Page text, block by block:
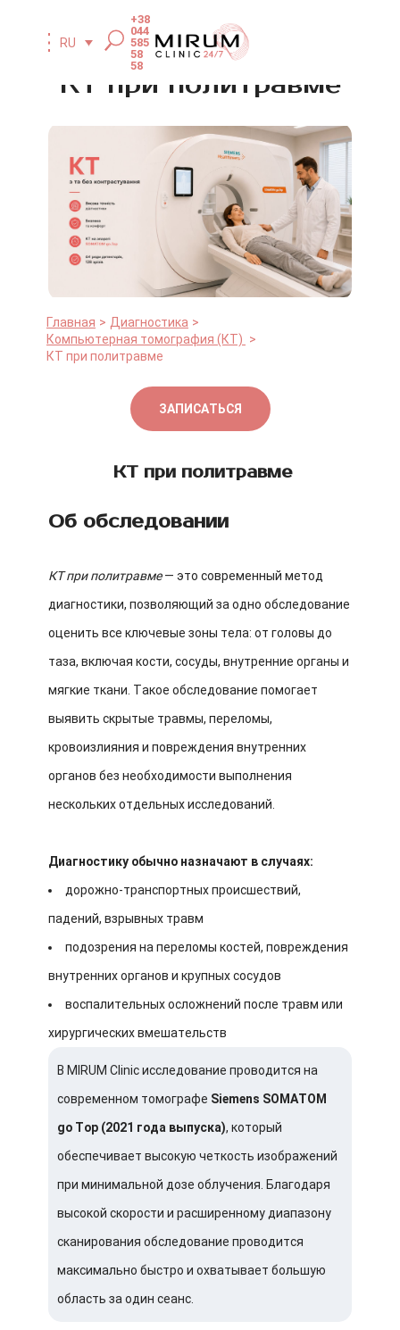
RU
+38
044
585
58
58
КТ при политравме
Главная
Диагностика
Компьютерная томография (КТ)
КТ при политравме
ЗАПИСАТЬСЯ
КТ при политравме
Об обследовании
КТ при политравме— это современный метод
диагностики, позволяющий за одно обследование
оценить все ключевые зоны тела: от головы до
таза, включая кости, сосуды, внутренние органы и
мягкие ткани. Такое обследование помогает
выявить скрытые травмы, переломы,
кровоизлияния и повреждения внутренних
органов без необходимости выполнения
нескольких отдельных исследований.
Диагностику обычно назначают в случаях:
дорожно-транспортных происшествий,
падений, взрывных травм
подозрения на переломы костей, повреждения
внутренних органов и крупных сосудов
воспалительных осложнений после травм или
хирургических вмешательств
В MIRUM Clinic исследование проводится на
современном томографе Siemens SOMATOM
go Top (2021 года выпуска), который
обеспечивает высокую четкость изображений
при минимальной дозе облучения. Благодаря
высокой скорости и расширенному диапазону
сканирования обследование проводится
максимально быстро и охватывает большую
область за один сеанс.